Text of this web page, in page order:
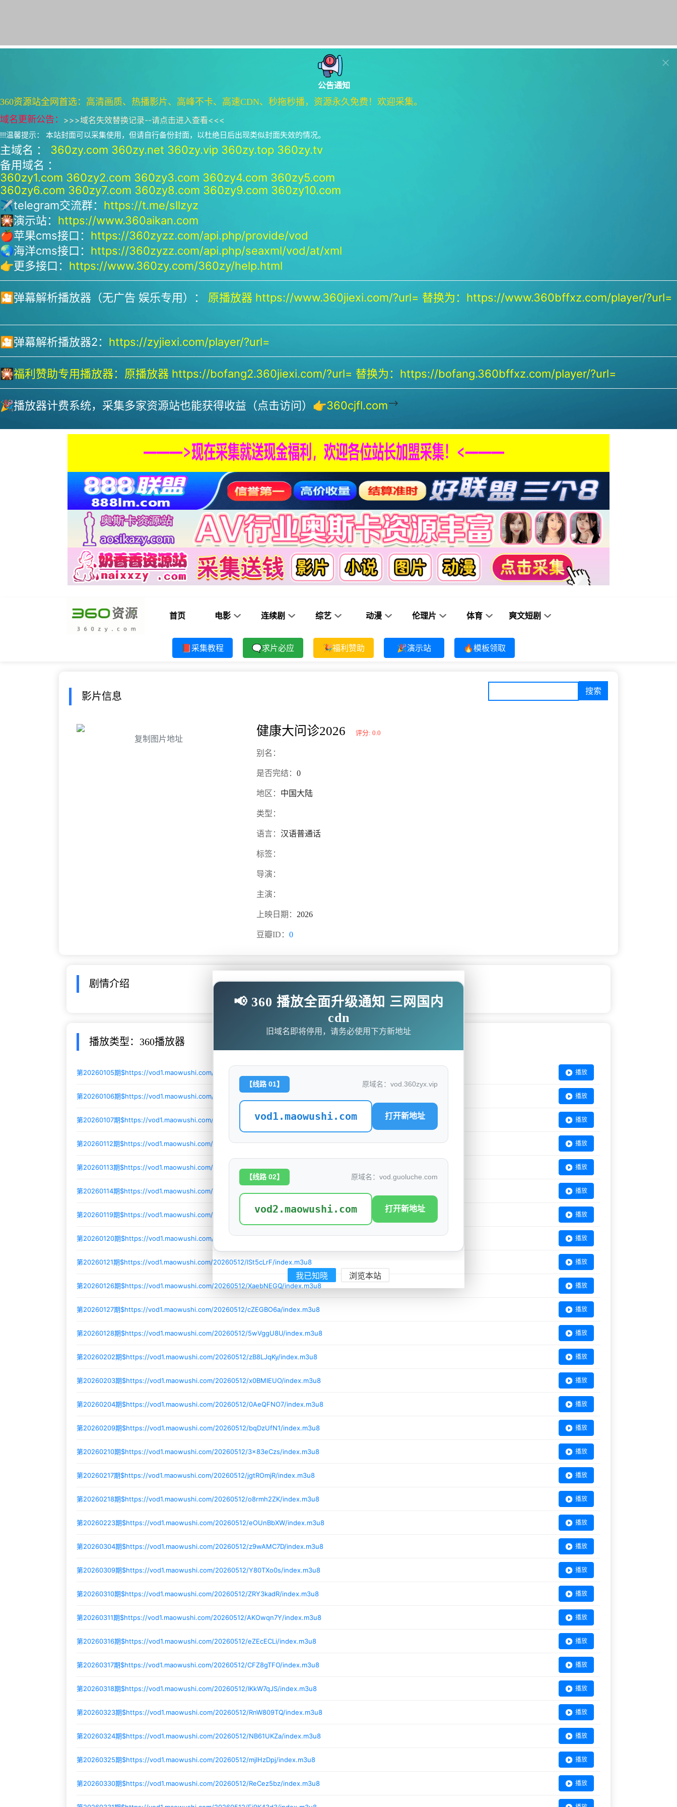
公告通知
360资源站全网首选：高清画质、热播影片、高峰不卡、高速CDN、秒拖秒播，资源永久免费！欢迎采集。
域名更新公告： >>>域名失效替换记录--请点击进入查看<<<
!!!温馨提示： 本站封面可以采集使用，但请自行备份封面，以杜绝日后出现类似封面失效的情况。
主域名 ： 360zy.com 360zy.net 360zy.vip 360zy.top 360zy.tv
备用域名 ：
360zy1.com 360zy2.com 360zy3.com 360zy4.com 360zy5.com
360zy6.com 360zy7.com 360zy8.com 360zy9.com 360zy10.com
✈telegram交流群： https://t.me/sllzyz
🎇演示站： https://www.360aikan.com
🍎苹果cms接口： https://360zyzz.com/api.php/provide/vod
🌏海洋cms接口： https://360zyzz.com/api.php/seaxml/vod/at/xml
👉更多接口： https://www.360zy.com/360zy/help.html
🎦弹幕解析播放器（无广告 娱乐专用）： 原播放器 https://www.360jiexi.com/?url= 替换为：https://www.360bffxz.com/player/?url=
🎦弹幕解析播放器2： https://zyjiexi.com/player/?url=
🎇福利赞助专用播放器： 原播放器 https://bofang2.360jiexi.com/?url= 替换为：https://bofang.360bffxz.com/player/?url=
🎉播放器计费系统，采集多家资源站也能获得收益（点击访问）👉360cjfl.com-->
首页 电影 连续剧 综艺 动漫 伦理片 体育 爽文短剧
📕采集教程 🗨求片必应 🎉福利赞助 🎉演示站 🔥模板领取
影片信息
复制图片地址
健康大问诊2026 评分: 0.0
别名：
是否完结： 0
地区： 中国大陆
类型：
语言： 汉语普通话
标签：
导演：
主演：
上映日期： 2026
豆瓣ID： 0
剧情介绍
播放类型：360播放器
第20260105期$https://vod1.maowushi.com/20260512/yghGh4Mr/index.m3u8 播放
第20260106期$https://vod1.maowushi.com/20260512/5MRSDfYg/index.m3u8 播放
第20260107期$https://vod1.maowushi.com/20260512/48meKHTI/index.m3u8 播放
第20260112期$https://vod1.maowushi.com/20260512/69VmVhJZ/index.m3u8 播放
第20260113期$https://vod1.maowushi.com/20260512/P69NbH56/index.m3u8 播放
第20260114期$https://vod1.maowushi.com/20260512/78zMj5If/index.m3u8 播放
第20260119期$https://vod1.maowushi.com/20260512/VYnXp6ly/index.m3u8 播放
第20260120期$https://vod1.maowushi.com/20260512/cAXEEg7F/index.m3u8 播放
第20260121期$https://vod1.maowushi.com/20260512/lSt5cLrF/index.m3u8 播放
第20260126期$https://vod1.maowushi.com/20260512/XaebNEGQ/index.m3u8 播放
第20260127期$https://vod1.maowushi.com/20260512/cZEGBO6a/index.m3u8 播放
第20260128期$https://vod1.maowushi.com/20260512/5wVggU8U/index.m3u8 播放
第20260202期$https://vod1.maowushi.com/20260512/zB8LJqKy/index.m3u8 播放
第20260203期$https://vod1.maowushi.com/20260512/x0BMIEUO/index.m3u8 播放
第20260204期$https://vod1.maowushi.com/20260512/0AeQFNO7/index.m3u8 播放
第20260209期$https://vod1.maowushi.com/20260512/bqDzUfN1/index.m3u8 播放
第20260210期$https://vod1.maowushi.com/20260512/3x83eCzs/index.m3u8 播放
第20260217期$https://vod1.maowushi.com/20260512/jgtROmjR/index.m3u8 播放
第20260218期$https://vod1.maowushi.com/20260512/o8rmh2ZK/index.m3u8 播放
第20260223期$https://vod1.maowushi.com/20260512/eOUnBbXW/index.m3u8 播放
第20260304期$https://vod1.maowushi.com/20260512/z9wAMC7D/index.m3u8 播放
第20260309期$https://vod1.maowushi.com/20260512/Y80TXo0s/index.m3u8 播放
第20260310期$https://vod1.maowushi.com/20260512/ZRY3kadR/index.m3u8 播放
第20260311期$https://vod1.maowushi.com/20260512/AKOwqn7Y/index.m3u8 播放
第20260316期$https://vod1.maowushi.com/20260512/eZEcECLi/index.m3u8 播放
第20260317期$https://vod1.maowushi.com/20260512/CFZ8gTFO/index.m3u8 播放
第20260318期$https://vod1.maowushi.com/20260512/IKkW7qJS/index.m3u8 播放
第20260323期$https://vod1.maowushi.com/20260512/RnW809TQ/index.m3u8 播放
第20260324期$https://vod1.maowushi.com/20260512/NB61UKZa/index.m3u8 播放
第20260325期$https://vod1.maowushi.com/20260512/mjlHzDpj/index.m3u8 播放
第20260330期$https://vod1.maowushi.com/20260512/ReCez5bz/index.m3u8 播放
📢 360 播放全面升级通知 三网国内
cdn
旧域名即将停用，请务必使用下方新地址
【线路 01】 原域名：vod.360zyx.vip
vod1.maowushi.com 打开新地址
【线路 02】 原域名：vod.guoluche.com
vod2.maowushi.com 打开新地址
我已知晓 浏览本站